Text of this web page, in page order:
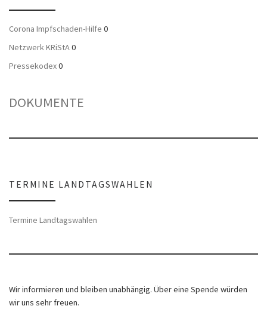
Corona Impfschaden-Hilfe 0
Netzwerk KRiStA0
Pressekodex0
DOKUMENTE
TERMINE LANDTAGSWAHLEN
Termine Landtagswahlen
Wir informieren und bleiben unabhängig. Über eine Spende würden
wir uns sehr freuen.